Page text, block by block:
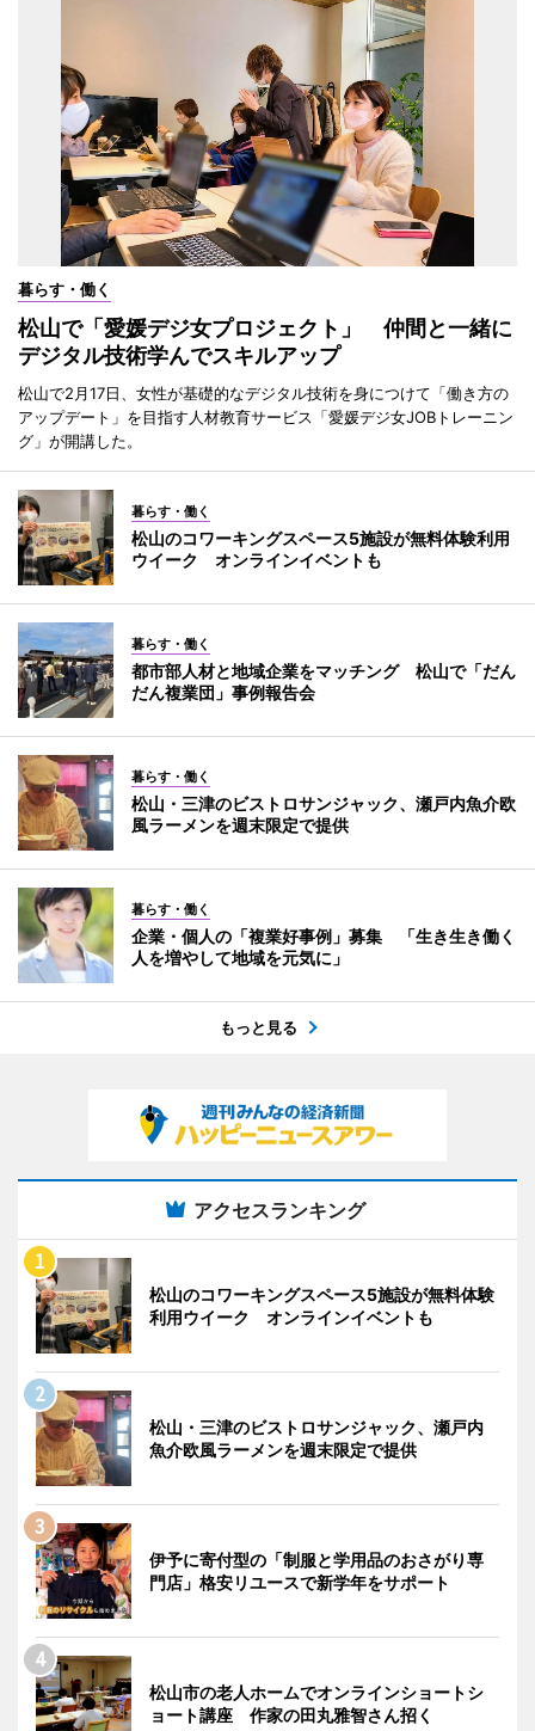
暮らす・働く
松山で「愛媛デジ女プロジェクト」 仲間と一緒に
デジタル技術学んでスキルアップ
松山で2月17日、女性が基礎的なデジタル技術を身につけて「働き方の
アップデート」を目指す人材教育サービス「愛媛デジ女JOBトレーニン
グ」が開講した。
暮らす・働く
松山のコワーキングスペース5施設が無料体験利用
ウイーク オンラインイベントも
暮らす・働く
都市部人材と地域企業をマッチング 松山で「だん
だん複業団」事例報告会
暮らす・働く
松山・三津のビストロサンジャック、瀬戸内魚介欧
風ラーメンを週末限定で提供
暮らす・働く
企業・個人の「複業好事例」募集 「生き生き働く
人を増やして地域を元気に」
もっと見る
アクセスランキング
松山のコワーキングスペース5施設が無料体験
利用ウイーク オンラインイベントも
松山・三津のビストロサンジャック、瀬戸内
魚介欧風ラーメンを週末限定で提供
伊予に寄付型の「制服と学用品のおさがり専
門店」格安リユースで新学年をサポート
松山市の老人ホームでオンラインショートシ
ョート講座 作家の田丸雅智さん招く